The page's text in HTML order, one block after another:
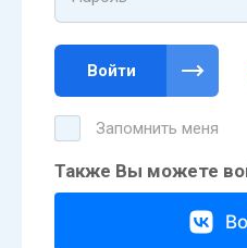
Войти
Запомнить меня
Также Вы можете